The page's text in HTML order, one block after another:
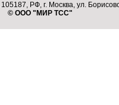
105187, РФ, г. Москва, ул.
© ООО "МИР ТСС"